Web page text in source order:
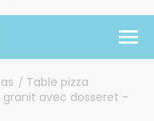
/ Table pizza
granit avec dosseret -